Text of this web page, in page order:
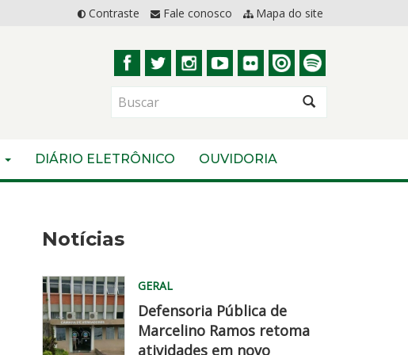
Contraste Fale conosco Mapa do site
BUSCAR
DIÁRIO ELETRÔNICO OUVIDORIA
Notícias
GERAL
Defensoria Pública de
Marcelino Ramos retoma
atividades em novo